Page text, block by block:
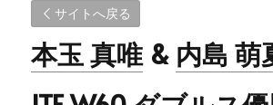
サイトへ戻る
本玉 真唯 & 内島 萌